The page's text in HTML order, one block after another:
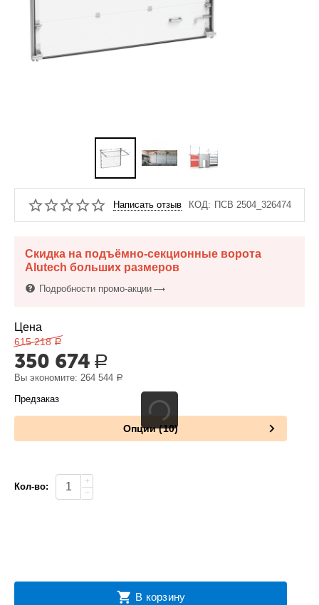
Написать отзыв КОД: ПСВ 2504_326474
Скидка на подъёмно-секционные ворота
Alutech больших размеров
Подробности промо-акции
Цена
615 218 Р
350 674 Р
Вы экономите:264 544 Р
Предзаказ
Опции (10)
Кол-во:
+
−
В корзину